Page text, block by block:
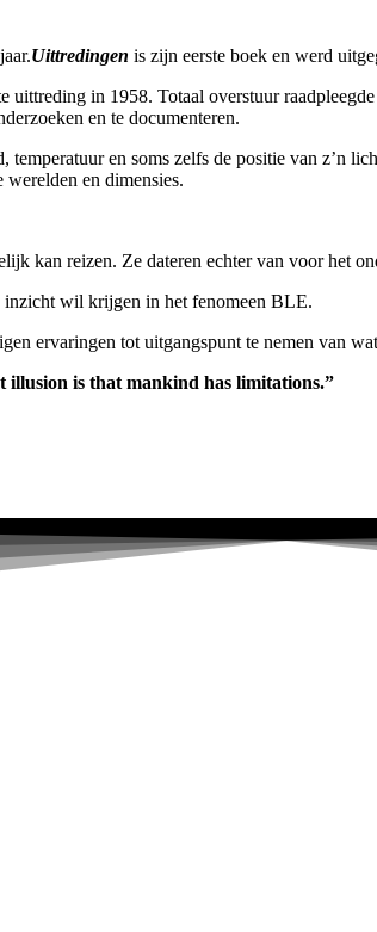
Uittredingen is zijn eerste boek en werd
uittreding in 1958. Totaal overstuur
en te documenteren.
en soms zelfs de positie van z’n
en dimensies.
kan reizen. Ze dateren echter van voor het
inzicht wil krijgen in het fenomeen BLE.
ervaringen tot uitgangspunt te nemen van
illusion is that mankind has limitations.”